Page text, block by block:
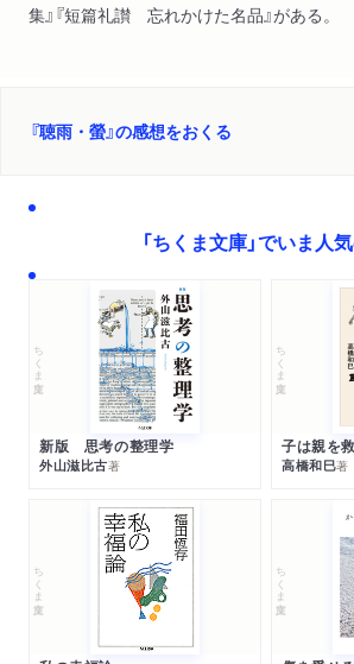
集』『短篇礼讃 忘れかけた名品』がある。
『聴雨・螢』の感想をおくる
「ちくま文庫」でいま人
ちくま文庫
新版 思考の整理学
外山滋比古著
ちくま文庫
高橋和巳著
ちくま文庫 ちくま文庫